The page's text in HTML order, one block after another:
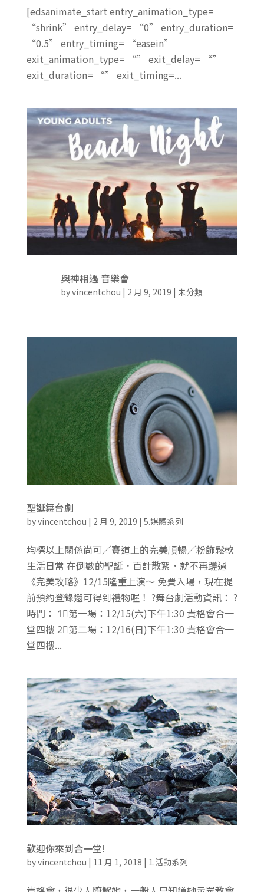
[edsanimate_start entry_animation_type=
“shrink” entry_delay= “0” entry_duration=
“0.5” entry_timing= “easein”
exit_animation_type= “” exit_delay= “”
exit_duration= “” exit_timing=...
與神相遇 音樂會
byvincentchou | 2 月 9, 2019 |未分類
聖誕舞台劇
byvincentchou | 2 月 9, 2019 | 5.媒體系列
均標以上關係尚可／賽道上的完美順暢／粉飾鬆軟
生活日常 在倒數的聖誕．百計散絮．就不再蹉過
《完美攻略》12/15隆重上演～ 免費入場，現在提
前預約登錄還可得到禮物喔！ ?舞台劇活動資訊： ?
時間： 1⃣️第一場：12/15(六)下午1:30 貴格會合一
堂四樓 2⃣️第二場：12/16(日)下午1:30 貴格會合一
堂四樓...
歡迎你來到合一堂!
byvincentchou | 11 月 1, 2018 | 1.活動系列